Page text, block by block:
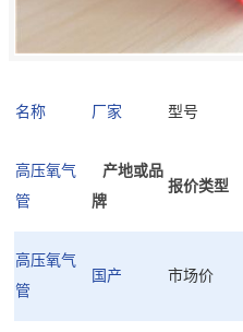
名称 厂家 型号
高压氧气
管
产地或品
牌
报价类型
高压氧气
管
国产 市场价